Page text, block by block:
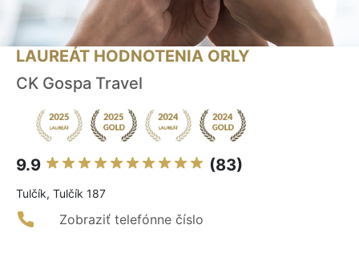
LAUREÁT HODNOTENIA ORLY
CK Gospa Travel
9.9 (83)
Tulčík, Tulčík 187
Zobraziť telefónne číslo